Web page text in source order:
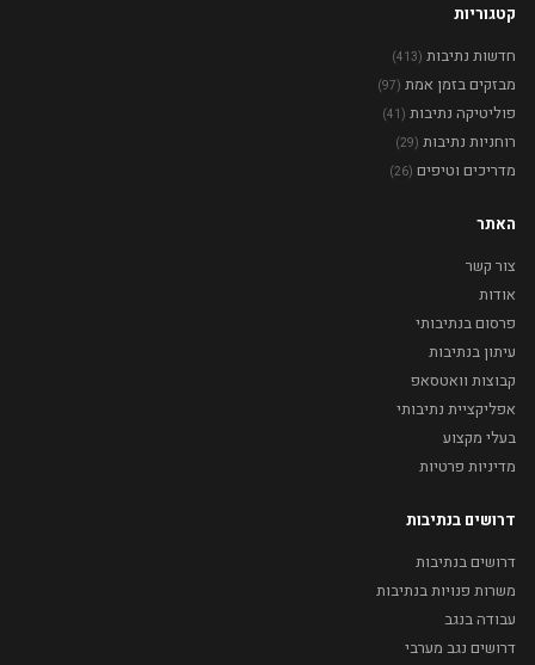
קטגוריות
חדשות נתיבות (413)
מבזקים בזמן אמת (97)
פוליטיקה נתיבות (41)
רוחניות נתיבות (29)
מדריכים וטיפים (26)
האתר
צור קשר
אודות
פרסום בנתיבותי
עיתון בנתיבות
קבוצות וואטסאפ
אפליקציית נתיבותי
בעלי מקצוע
מדיניות פרטיות
דרושים בנתיבות
דרושים בנתיבות
משרות פנויות בנתיבות
עבודה בנגב
דרושים נגב מערבי